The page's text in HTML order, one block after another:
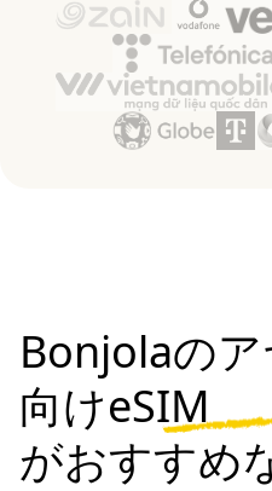
Bonjolaのア
向けeSIM
がおすすめ